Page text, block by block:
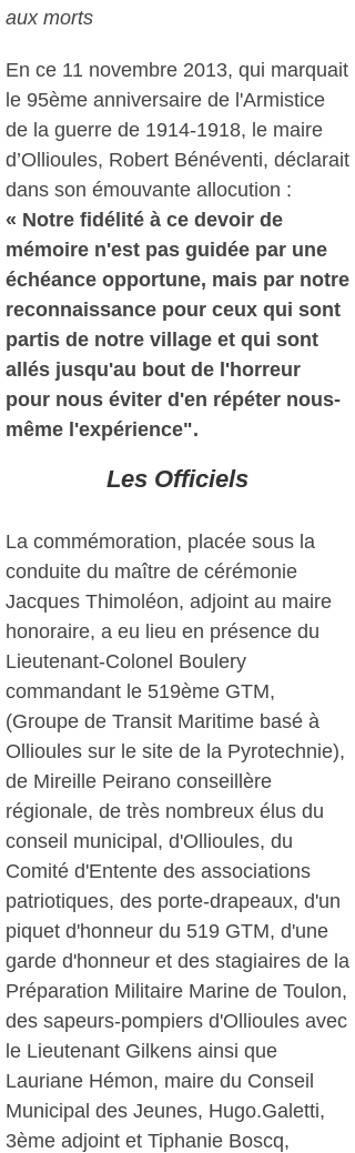
aux morts
En ce 11 novembre 2013, qui marquait
le 95ème anniversaire de l'Armistice
de la guerre de 1914-1918, le maire
d’Ollioules, Robert Bénéventi, déclarait
dans son émouvante allocution :
« Notre fidélité à ce devoir de
mémoire n'est pas guidée par une
échéance opportune, mais par notre
reconnaissance pour ceux qui sont
partis de notre village et qui sont
allés jusqu'au bout de l'horreur
pour nous éviter d'en répéter nous-
même l'expérience".
Les Officiels
La commémoration, placée sous la
conduite du maître de cérémonie
Jacques Thimoléon, adjoint au maire
honoraire, a eu lieu en présence du
Lieutenant-Colonel Boulery
commandant le 519ème GTM,
(Groupe de Transit Maritime basé à
Ollioules sur le site de la Pyrotechnie),
de Mireille Peirano conseillère
régionale, de très nombreux élus du
conseil municipal, d'Ollioules, du
Comité d'Entente des associations
patriotiques, des porte-drapeaux, d'un
piquet d'honneur du 519 GTM, d'une
garde d'honneur et des stagiaires de la
Préparation Militaire Marine de Toulon,
des sapeurs-pompiers d'Ollioules avec
le Lieutenant Gilkens ainsi que
Lauriane Hémon, maire du Conseil
Municipal des Jeunes, Hugo.Galetti,
3ème adjoint et Tiphanie Boscq,